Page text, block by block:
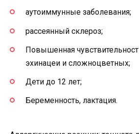
аутоиммунные заболевания;
рассеянный склероз;
Повышенная
эхинацеи и сложноцветных;
Дети до 12 лет;
Беременность, лактация.